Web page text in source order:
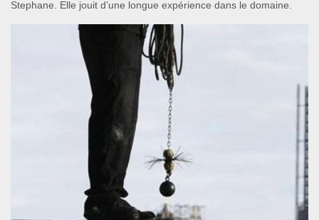
Stephane. Elle jouit d’une longue expérience dans le domaine.